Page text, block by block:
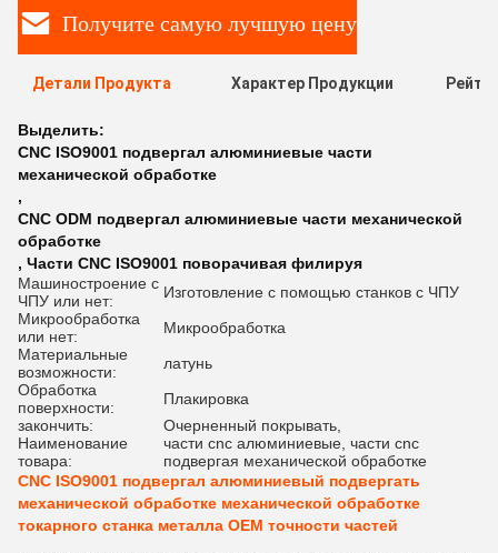
Получите самую лучшую цену
Детали Продукта Характер Продукции
Выделить:
CNC ISO9001 подвергал алюминиевые части
механической обработке
,
CNC ODM подвергал алюминиевые части механической
обработке
, Части CNC ISO9001 поворачивая филируя
Машиностроение с
ЧПУ или нет:
Изготовление с помощью станков с ЧПУ
Микрообработка
или нет:
Микрообработка
Материальные
возможности:
латунь
Обработка
поверхности:
Плакировка
закончить:
Очерненный покрывать,
Наименование
товара:
части cnc алюминиевые, части cnc
подвергая механической обработке
CNC ISO9001 подвергал алюминиевый подвергать
механической обработке механической обработке
токарного станка металла OEM точности частей